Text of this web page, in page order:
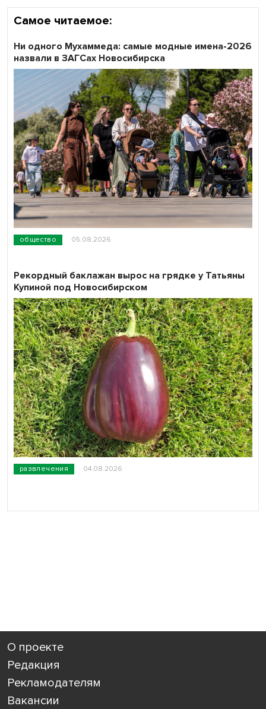
Самое читаемое:
общество 05.08.2026
Ни одного Мухаммеда: самые модные имена-2026
назвали в ЗАГСах Новосибирска
развлечения 04.08.2026
Рекордный баклажан вырос на грядке у Татьяны
Купиной под Новосибирском
О проекте
Редакция
Рекламодателям
Вакансии